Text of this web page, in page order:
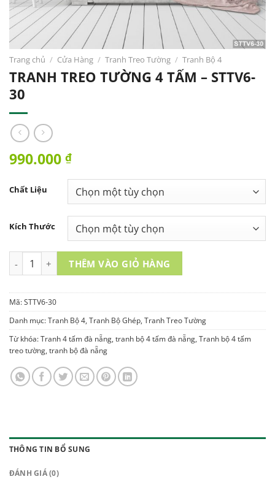
Trang chủ / Cửa Hàng / Tranh Treo Tường / Tranh Bộ 4
TRANH TREO TƯỜNG 4 TẤM – STTV6-
30
990.000 ₫
Chất Liệu
Kích Thước
TRANH TREO TƯỜNG 4 TẤM - STTV6-30 số lượng
THÊM VÀO GIỎ HÀNG
Mã:STTV6-30
Danh mục:Tranh Bộ 4, Tranh Bộ Ghép, Tranh Treo Tường
Từ khóa:Tranh 4 tấm đà nẵng, tranh bộ 4 tấm đà nẵng, Tranh bộ 4 tấm
treo tường, tranh bộ đà nẵng
THÔNG TIN BỔ SUNG
ĐÁNH GIÁ (0)